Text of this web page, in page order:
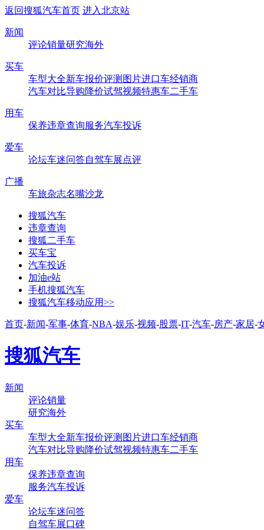
返回搜狐汽车首页 进入北京站
新闻
评论销量研究海外
买车
车型大全新车报价评测 图片进口车经销商
汽车对比导购降价试驾视频特惠车二手车
用车
保养违章查询服务汽车投诉
爱车
论坛车迷问答自驾车展点评
广播
车旅杂志名嘴沙龙
搜狐汽车
违章查询
搜狐二手车
买车宝
汽车投诉
加油e站
手机搜狐汽车
搜狐汽车移动应用>>
首页-新闻-军事-体育-NBA-娱乐-视频-股票-IT-汽车-房产-家居-
搜狐汽车
新闻
评论销量
研究海外
买车
车型大全新车报价评测 图片进口车经销商
汽车对比导购降价试驾视频特惠车二手车
用车
保养违章查询
服务汽车投诉
爱车
论坛车迷问答
自驾车展口碑